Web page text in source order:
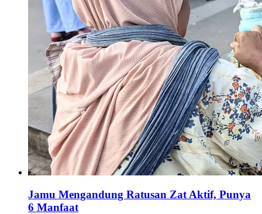
Jamu Mengandung Ratusan Zat Aktif, Punya
6 Manfaat